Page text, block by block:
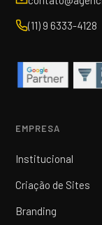
(11) 9 6333-4128
EMPRESA
Institucional
Criação de Sites
Branding